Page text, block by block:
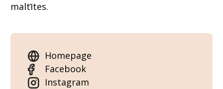
maltītes.
Homepage
Facebook
Instagram